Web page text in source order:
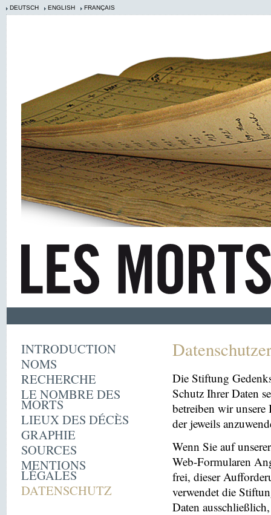
DEUTSCH ENGLISH FRANÇAIS
INTRODUCTION
NOMS
RECHERCHE
LE NOMBRE DES
MORTS
LIEUX DES DÉCÈS
GRAPHIE
SOURCES
MENTIONS
LÉGALES
DATENSCHUTZ
Die Stiftung
Schutz Ihrer Daten
betreiben wir
der jeweils
Wenn Sie auf
Web-Formularen
frei, dieser
verwendet die
Daten